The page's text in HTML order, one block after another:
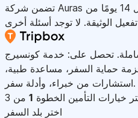
تضمن شركة Auras للتأمين استرداد من المبلغ خلال 14 يومًا من
تحصل على: خدمة كونسيرج
الساعة 24/7، حزمة حماية السفر، مساعدة طبية،
استشارات من خبراء، وأدلة سفر.
خيارات التأمين الخطوة 1 من 3
اختر بلد السفر